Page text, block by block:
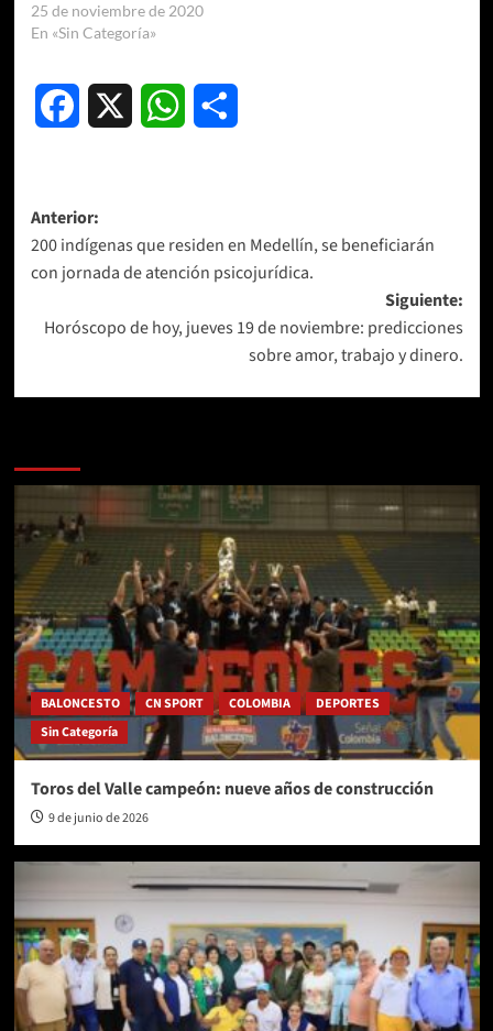
25 de noviembre de 2020
En «Sin Categoría»
Facebook WhatsApp
Navegación
de
entradas
Anterior:
200 indígenas que residen en Medellín, se beneficiarán
con jornada de atención psicojurídica.
Siguiente:
Horóscopo de hoy, jueves 19 de noviembre: predicciones
sobre amor, trabajo y dinero.
BALONCESTO CN SPORT COLOMBIA
DEPORTES
Sin Categoría
Toros del Valle campeón: nueve años de construcción
9 de junio de 2026